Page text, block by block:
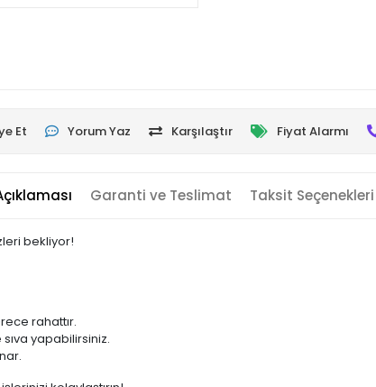
Et Yorum Yaz Karşılaştır Fiyat Alarmı
Garanti ve Teslimat Taksit Seçenekleri
bekliyor!
rahattır.
yapabilirsiniz.